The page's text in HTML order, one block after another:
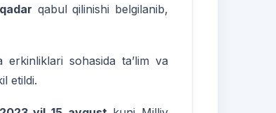
qabul qilinishi belgilanib,
sohasida ta’lim va
etildi.